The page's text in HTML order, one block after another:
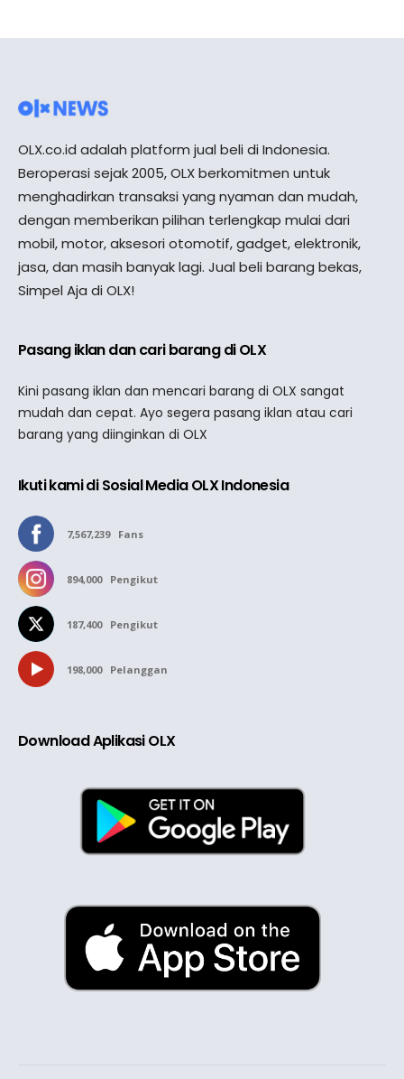
OLX.co.id adalah platform jual beli di Indonesia.
Beroperasi sejak 2005, OLX berkomitmen untuk
menghadirkan transaksi yang nyaman dan mudah,
dengan memberikan pilihan terlengkap mulai dari
mobil, motor, aksesori otomotif, gadget, elektronik,
jasa, dan masih banyak lagi. Jual beli barang bekas,
Simpel Aja di OLX!
Pasang iklan dan cari barang di OLX
Kini pasang iklan dan mencari barang di OLX sangat
mudah dan cepat. Ayo segera pasang iklan atau cari
barang yang diinginkan di OLX
Ikuti kami di Sosial Media OLX Indonesia
7,567,239 Fans
894,000 Pengikut
187,400 Pengikut
198,000 Pelanggan
Download Aplikasi OLX